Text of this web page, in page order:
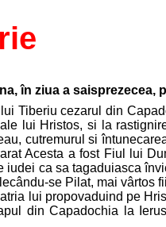
în ziua a
Tiberiu cezarul din
lui Hristos, si la
cutremurul si
Acesta a fost Fiul lui
iudei ca sa tagaduiasca
se Pilat, mai vârtos
lui propovaduind pe
din Capadochia la